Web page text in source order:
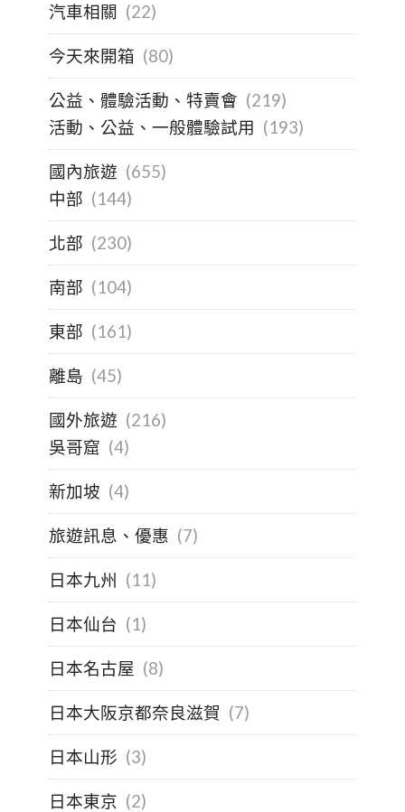
汽車相關 (22)
今天來開箱 (80)
公益、體驗活動、特賣會 (219)
活動、公益、一般體驗試用 (193)
國內旅遊 (655)
中部 (144)
北部 (230)
南部 (104)
東部 (161)
離島 (45)
國外旅遊 (216)
吳哥窟 (4)
新加坡 (4)
旅遊訊息、優惠 (7)
日本九州 (11)
日本仙台 (1)
日本名古屋 (8)
日本大阪京都奈良滋賀 (7)
日本山形 (3)
日本東京 (2)